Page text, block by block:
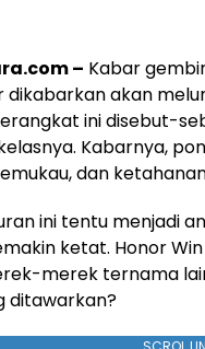
– Kabar
dikabarkan akan
ini disebut-
Kabarnya,
dan
ini tentu menjadi
ketat. Honor
merek ternama
ditawarkan?